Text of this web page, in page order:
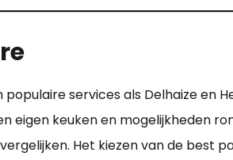
services als Delhaize en
eigen keuken en mogelijkheden
Het kiezen van de best